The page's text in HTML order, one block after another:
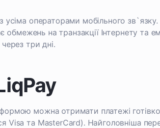
операторами мобільного
обмежень на транзакції Інтернету та
три дні.
можна отримати платежі
Visa та MasterCard). Найголовніша